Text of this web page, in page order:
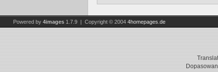
Powered by 4images 1.7.9 | Copyright © 2004 4homepages.de